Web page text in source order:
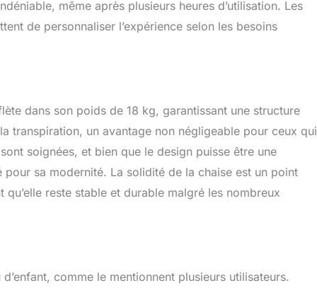
même après plusieurs heures d’utilisation. Les
de personnaliser l’expérience selon les besoins
dans son poids de 18 kg, garantissant une structure
transpiration, un avantage non négligeable pour ceux qui
soignées, et bien que le design puisse être une
sa modernité. La solidité de la chaise est un point
reste stable et durable malgré les nombreux
comme le mentionnent plusieurs utilisateurs.